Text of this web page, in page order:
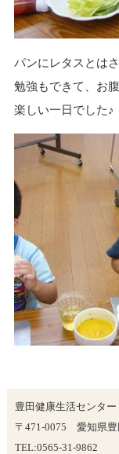
パンにレタスとは
勉強もできて、お
楽しい一日でした♪
豊田健康生活センター
〒471-0075 愛知県豊
TEL:0565-31-9862